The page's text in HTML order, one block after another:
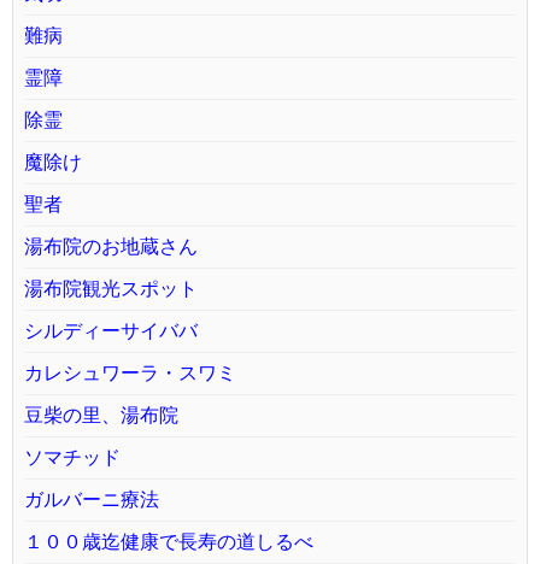
難病
霊障
除霊
魔除け
聖者
湯布院のお地蔵さん
湯布院観光スポット
シルディーサイババ
カレシュワーラ・スワミ
豆柴の里、湯布院
ソマチッド
ガルバーニ療法
１００歳迄健康で長寿の道しるべ